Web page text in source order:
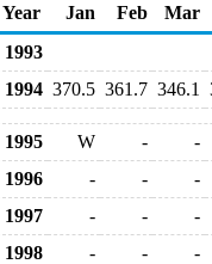
Year
Jan Feb Mar
1993
1994 370.5 361.7 346.1
1995 W - -
1996
- - -
1997
- - -
1998
- - -